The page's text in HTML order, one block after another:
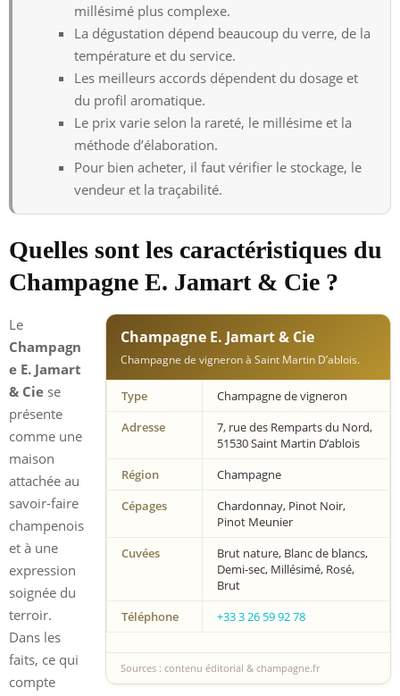
millésimé plus complexe.
La dégustation dépend beaucoup du verre, de la
température et du service.
Les meilleurs accords dépendent du dosage et
du profil aromatique.
Le prix varie selon la rareté, le millésime et la
méthode d’élaboration.
Pour bien acheter, il faut vérifier le stockage, le
vendeur et la traçabilité.
Quelles sont les caractéristiques du
Champagne E. Jamart & Cie ?
Champagne E. Jamart & Cie
Champagne de vigneron à Saint Martin D’ablois.
Type
Champagne de vigneron
Adresse
7, rue des Remparts du Nord,
51530 Saint Martin D’ablois
Région
Champagne
Cépages
Chardonnay, Pinot Noir,
Pinot Meunier
Cuvées
Brut nature, Blanc de blancs,
Demi-sec, Millésimé, Rosé,
Brut
Téléphone
+33 3 26 59 92 78
Sources : contenu éditorial & champagne.fr
Le
Champagn
e E. Jamart
& Cie se
présente
comme une
maison
attachée au
savoir-faire
champenois
et à une
expression
soignée du
terroir.
Dans les
faits, ce qui
compte